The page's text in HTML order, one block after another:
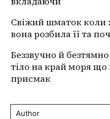
Свіжий шматок коли
вона розбила її та
Беззвучно й
тіло на край моря
присмак
Author